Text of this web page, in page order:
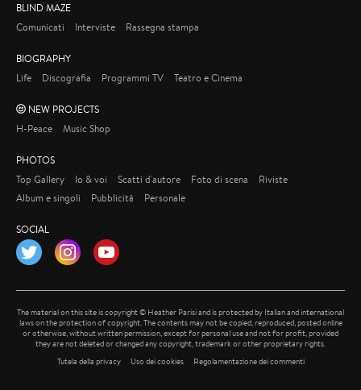
BLIND MAZE
Comunicati
Interviste Rassegna stampa
BIOGRAPHY
Life
Discografia Programmi TV Teatro e Cinema
NEW PROJECTS
H-Peace
Music Shop
PHOTOS
Top Gallery
Io & voi Scatti d'autore Foto di scena
Riviste
Album e singoli
Pubblicità Personale
SOCIAL
Twitter
Instagram
The material on this site is copyright © Heather Parisi and is protected by Italian and international
laws on the protection of copyright. The contents may not be copied, reproduced, posted online
or otherwise, without written permission, except for personal use and not for profit, provided
they are not deleted or changed any copyright, trademark or other proprietary rights.
Tutela della privacy
Uso dei cookies Regolamentazione dei commenti